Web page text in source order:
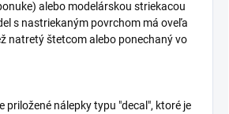
alebo modelárskou striekacou
s nastriekaným povrchom má oveľa
natretý štetcom alebo ponechaný vo
priložené nálepky typu "decal", ktoré je